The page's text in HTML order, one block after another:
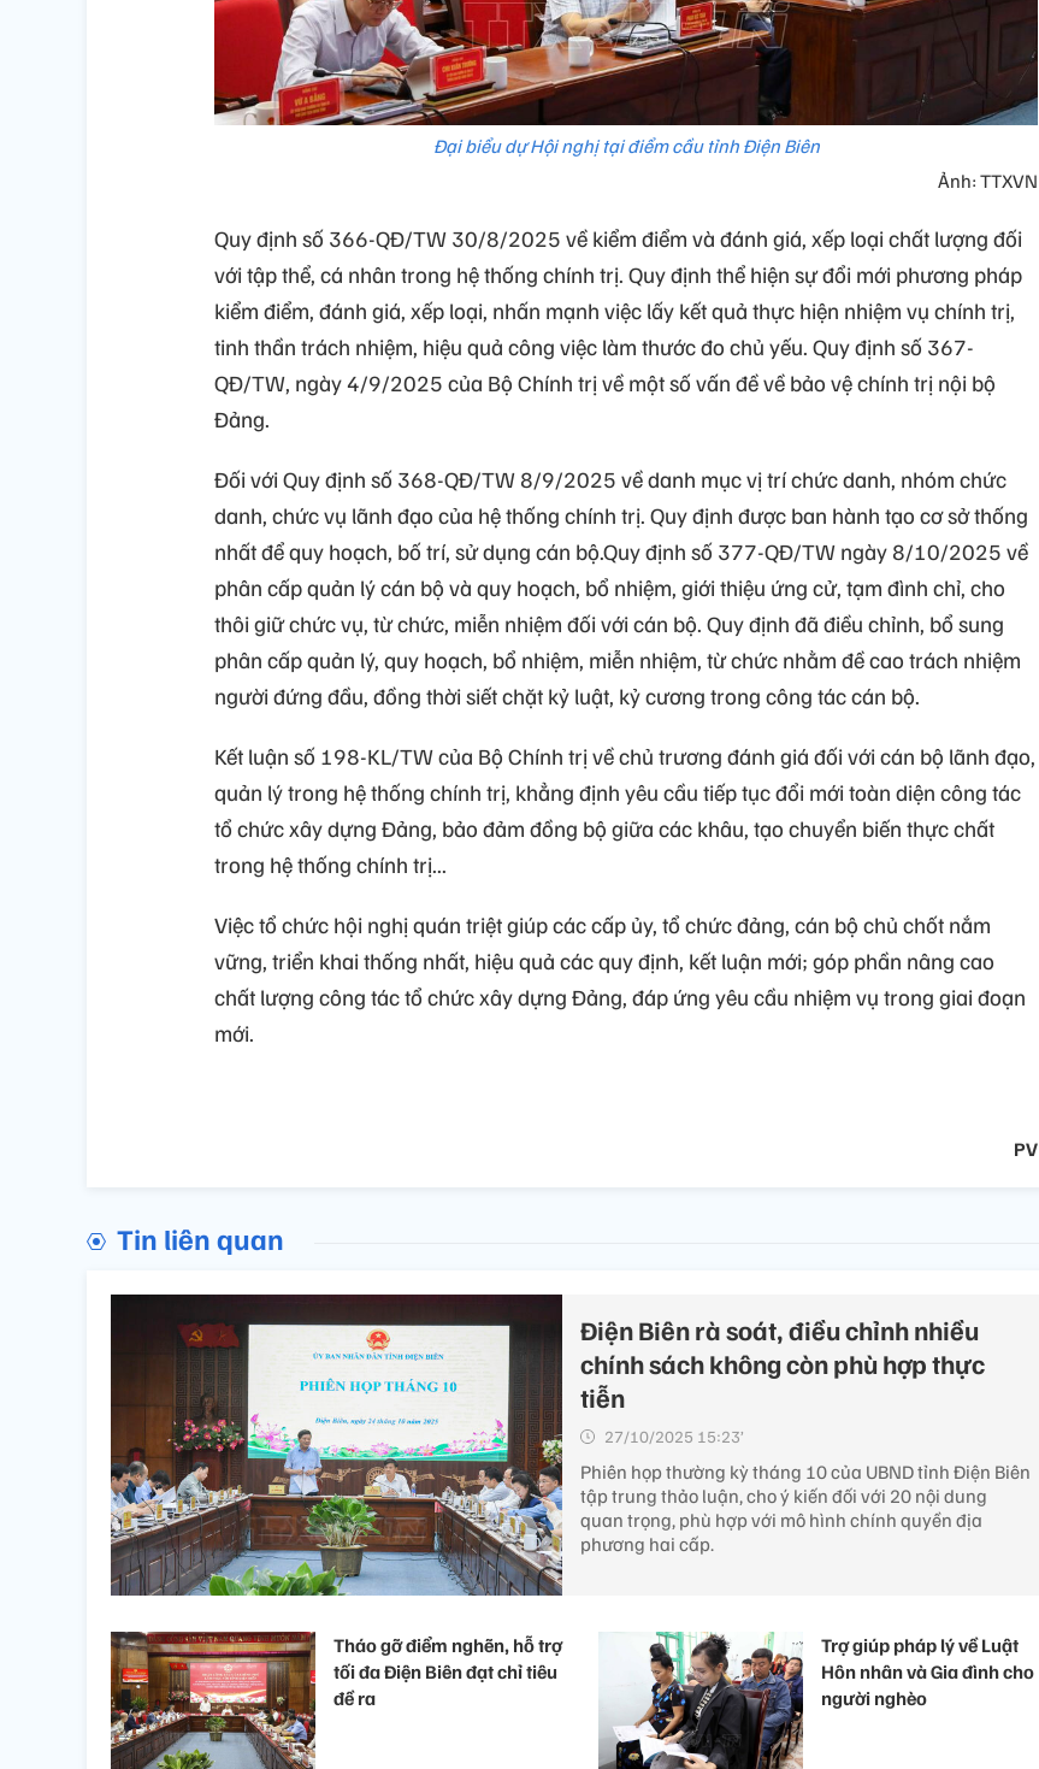
Đại biểu dự Hội nghị tại điểm cầu tỉnh Điện Biên
Ảnh: TTXVN
Quy định số 366-QĐ/TW 30/8/2025 về kiểm điểm và đánh giá, xếp loại chất lượng đối
với tập thể, cá nhân trong hệ thống chính trị. Quy định thể hiện sự đổi mới phương pháp
kiểm điểm, đánh giá, xếp loại, nhấn mạnh việc lấy kết quả thực hiện nhiệm vụ chính trị,
tinh thần trách nhiệm, hiệu quả công việc làm thước đo chủ yếu. Quy định số 367-
QĐ/TW, ngày 4/9/2025 của Bộ Chính trị về một số vấn đề về bảo vệ chính trị nội bộ
Đảng.
Đối với Quy định số 368-QĐ/TW 8/9/2025 về danh mục vị trí chức danh, nhóm chức
danh, chức vụ lãnh đạo của hệ thống chính trị. Quy định được ban hành tạo cơ sở thống
nhất để quy hoạch, bố trí, sử dụng cán bộ.Quy định số 377-QĐ/TW ngày 8/10/2025 về
phân cấp quản lý cán bộ và quy hoạch, bổ nhiệm, giới thiệu ứng cử, tạm đình chỉ, cho
thôi giữ chức vụ, từ chức, miễn nhiệm đối với cán bộ. Quy định đã điều chỉnh, bổ sung
phân cấp quản lý, quy hoạch, bổ nhiệm, miễn nhiệm, từ chức nhằm đề cao trách nhiệm
người đứng đầu, đồng thời siết chặt kỷ luật, kỷ cương trong công tác cán bộ.
Kết luận số 198-KL/TW của Bộ Chính trị về chủ trương đánh giá đối với cán bộ lãnh đạo,
quản lý trong hệ thống chính trị, khẳng định yêu cầu tiếp tục đổi mới toàn diện công tác
tổ chức xây dựng Đảng, bảo đảm đồng bộ giữa các khâu, tạo chuyển biến thực chất
trong hệ thống chính trị...
Việc tổ chức hội nghị quán triệt giúp các cấp ủy, tổ chức đảng, cán bộ chủ chốt nắm
vững, triển khai thống nhất, hiệu quả các quy định, kết luận mới; góp phần nâng cao
chất lượng công tác tổ chức xây dựng Đảng, đáp ứng yêu cầu nhiệm vụ trong giai đoạn
mới.
PV
Tin liên quan
Điện Biên rà soát, điều chỉnh nhiều
chính sách không còn phù hợp thực
tiễn
27/10/2025 15:23’
Phiên họp thường kỳ tháng 10 của UBND tỉnh Điện Biên
tập trung thảo luận, cho ý kiến đối với 20 nội dung
quan trọng, phù hợp với mô hình chính quyền địa
phương hai cấp.
Tháo gỡ điểm nghẽn, hỗ trợ
tối đa Điện Biên đạt chỉ tiêu
đề ra
Trợ giúp pháp lý về Luật
Hôn nhân và Gia đình cho
người nghèo